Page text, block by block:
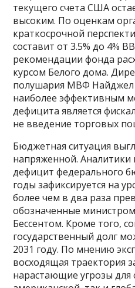
текущего счета США
высоким. По оценкам
краткосрочной
составит от 3.5% до 4%
рекомендации фонда
курсом Белого дома.
полушария МВФ Найджел
наиболее эффективным
дефицита является
не введение торговых
Бюджетная ситуация
напряженной. Аналитики
дефицит федерального
годы зафиксируется на
более чем в два раза
обозначенные
Бессентом. Кроме того,
государственный долг
2031 году. По мнению
восходящая траектория
нарастающие угрозы для